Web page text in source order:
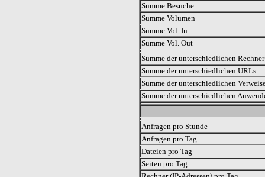
Summe Besuche
Summe Volumen
Summe Vol. In
Summe Vol. Out
Summe der unterschiedlichen
Summe der unterschiedlichen URLs
Summe der unterschiedlichen
Summe der unterschiedlichen
Anfragen pro Stunde
Anfragen pro Tag
Dateien pro Tag
Seiten pro Tag